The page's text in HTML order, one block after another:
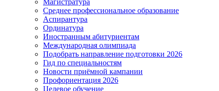
Среднее профессиональное образование
Аспирантура
Ординатура
Иностранным абитуриентам
Международная олимпиада
Подобрать направление подготовки 2026
Гид по специальностям
Новости приёмной кампании
Профориентация 2026
Целевое обучение